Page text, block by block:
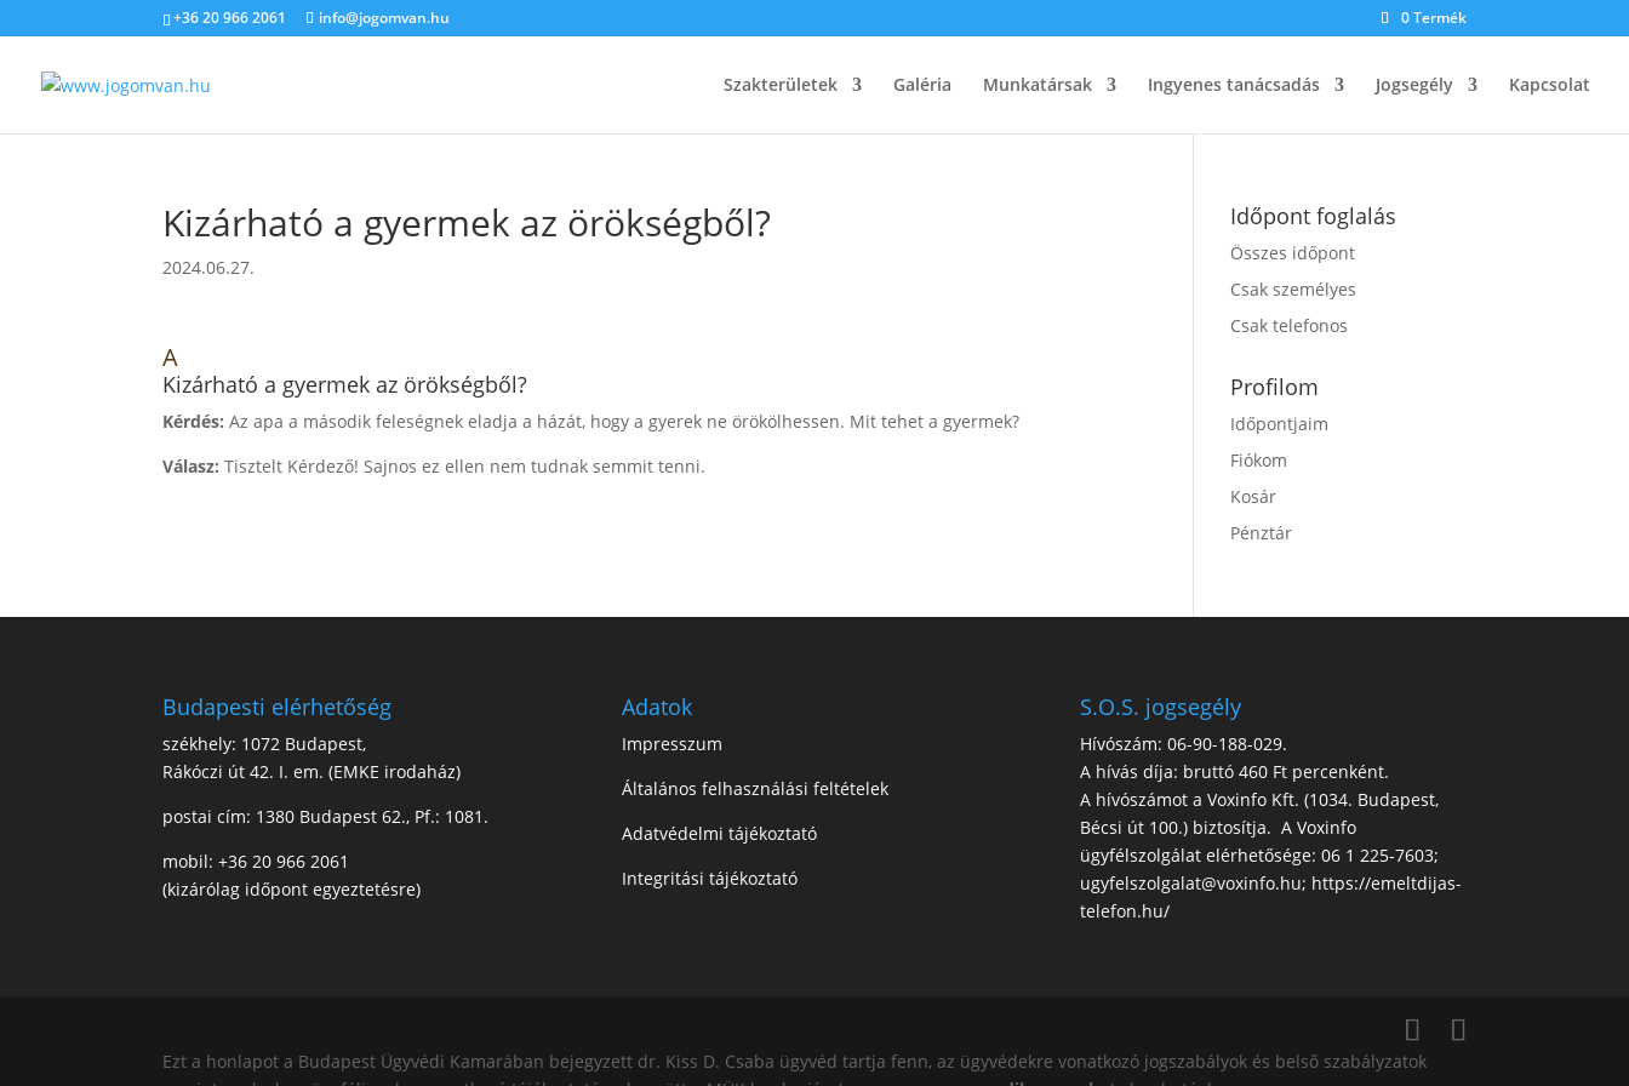
+36 20 966 2061 info@jogomvan.hu 0 Termék
Szakterületek Galéria Munkatársak Ingyenes tanácsadás Jogsegély Kapcsolat
Kizárható a gyermek az örökségből?
2024.06.27.
A
Kizárható a gyermek az örökségből?
Kérdés: Az apa a második feleségnek eladja a házát, hogy a gyerek ne örökölhessen. Mit tehet a gyermek?
Válasz: Tisztelt Kérdező! Sajnos ez ellen nem tudnak semmit tenni.
Időpont foglalás
Összes időpont
Csak személyes
Csak telefonos
Profilom
Időpontjaim
Fiókom
Kosár
Pénztár
Budapesti elérhetőség
székhely: 1072 Budapest,
Rákóczi út 42. I. em. (EMKE irodaház)
postai cím: 1380 Budapest 62., Pf.: 1081.
mobil: +36 20 966 2061
(kizárólag időpont egyeztetésre)
Adatok
Impresszum
Általános felhasználási feltételek
Adatvédelmi tájékoztató
Integritási tájékoztató
S.O.S. jogsegély
Hívószám: 06-90-188-029.
A hívás díja: bruttó 460 Ft percenként.
A hívószámot a Voxinfo Kft. (1034. Budapest,
Bécsi út 100.) biztosítja. A Voxinfo
ügyfélszolgálat elérhetősége: 06 1 225-7603;
ugyfelszolgalat@voxinfo.hu; https://emeltdijas-
telefon.hu/
Ezt a honlapot a Budapest Ügyvédi Kamarában bejegyzett dr. Kiss D. Csaba ügyvéd tartja fenn, az ügyvédekre vonatkozó jogszabályok és belső szabályzatok